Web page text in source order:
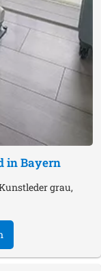
in Bayern
grau,